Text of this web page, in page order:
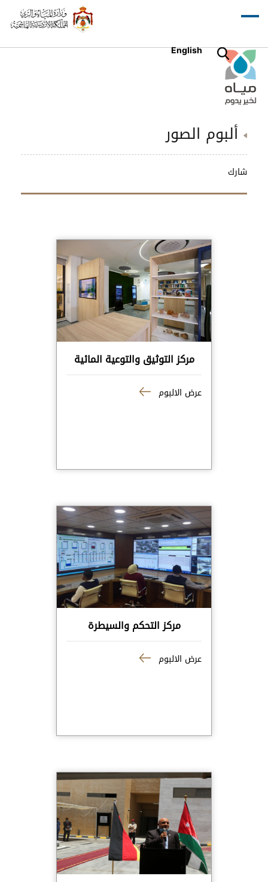
English
ألبوم الصور
شارك
مركز التوثيق والتوعية المائية
عرض الالبوم
مركز التحكم والسيطرة
عرض الالبوم